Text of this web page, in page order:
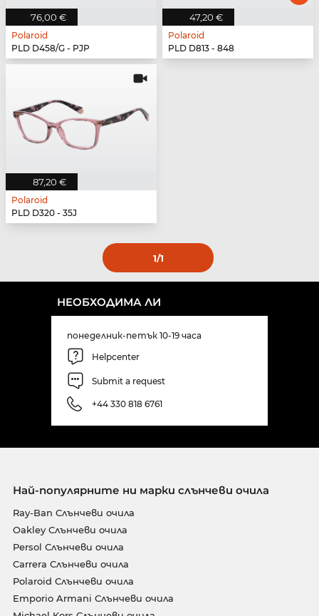
76,00 €
Polaroid
PLD D458/G - PJP
47,20 €
Polaroid
PLD D813 - 848
87,20 €
Polaroid
PLD D320 - 35J
1/1
НЕОБХОДИМА ЛИ
понеделник-петък 10-19 часа
Helpcenter
Submit a request
+44 330 818 6761
Най-популярните ни марки слънчеви очила
Ray-Ban Слънчеви очила
Oakley Слънчеви очила
Persol Слънчеви очила
Carrera Слънчеви очила
Polaroid Слънчеви очила
Emporio Armani Слънчеви очила